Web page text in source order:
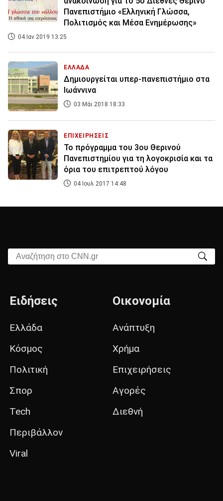
Πανεπιστήμιο «Ελληνική Γλώσσα,
Πολιτισμός και Μέσα Ενημέρωσης»
04 Ιαν 2019 13:25
ΕΛΛΑΔΑ
Δημιουργείται υπερ-πανεπιστήμιο στα
Ιωάννινα
03 Μάι 2018 18:33
ΕΠΙΧΕΙΡΗΣΕΙΣ
Το πρόγραμμα του 3ου Θερινού
Πανεπιστημίου για τη λογοκρισία και τα
όρια του επιτρεπτού λόγου
04 Ιουλ 2017 14:48
Αναζήτηση στο CNN.gr
Ειδήσεις
Ελλάδα
Κόσμος
Πολιτική
Σπορ
Tech
Περιβάλλον
Viral
Οικονομία
Ανάπτυξη
Χρήμα
Επιχειρήσεις
Αγορές
Διεθνή